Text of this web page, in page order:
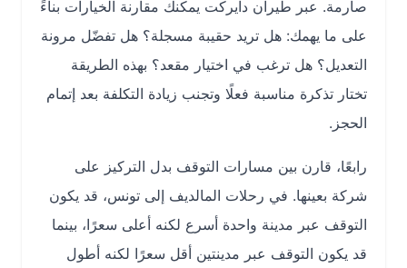
صارمة. عبر طيران دايركت يمكنك مقارنة الخيارات بناءً
على ما يهمك: هل تريد حقيبة مسجلة؟ هل تفضّل مرونة
التعديل؟ هل ترغب في اختيار مقعد؟ بهذه الطريقة
تختار تذكرة مناسبة فعلًا وتجنب زيادة التكلفة بعد إتمام
الحجز.
رابعًا، قارن بين مسارات التوقف بدل التركيز على
شركة بعينها. في رحلات المالديف إلى تونس، قد يكون
التوقف عبر مدينة واحدة أسرع لكنه أعلى سعرًا، بينما
قد يكون التوقف عبر مدينتين أقل سعرًا لكنه أطول